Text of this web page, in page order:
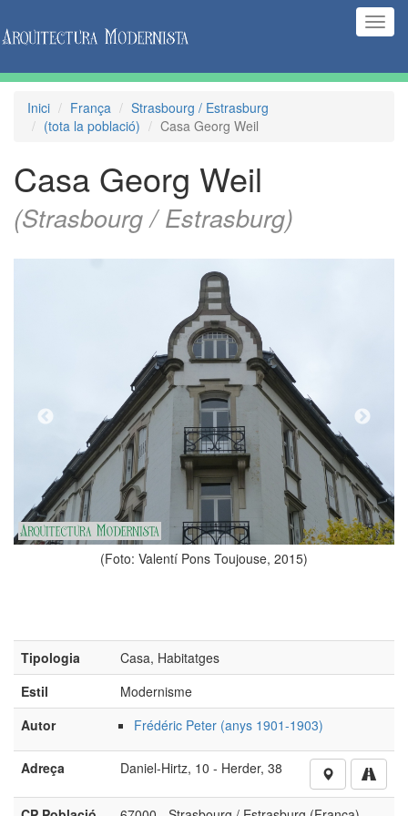
Inici França
Strasbourg / Estrasburg
(tota la població)
Casa Georg Weil
Casa Georg Weil
(Strasbourg / Estrasburg)
(Foto: Valentí Pons Toujouse, 2015)
Tipologia
Casa, Habitatges
Estil
Modernisme
Autor
Frédéric Peter (anys 1901-1903)
Adreça Daniel-Hirtz, 10 - Herder, 38